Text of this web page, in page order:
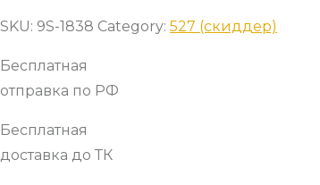
SKU: 9S-1838 Category: 527 (скиддер)
Бесплатная
отправка по РФ
Бесплатная
доставка до ТК